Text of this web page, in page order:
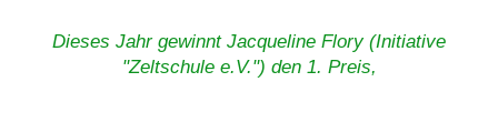
Dieses Jahr gewinnt Jacqueline Flory (Initiative
"Zeltschule e.V.") den 1. Preis,